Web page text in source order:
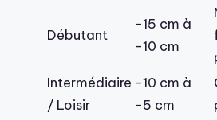
Débutant
-15 cm à
-10 cm
Intermédiaire
/ Loisir
-10 cm à
-5 cm